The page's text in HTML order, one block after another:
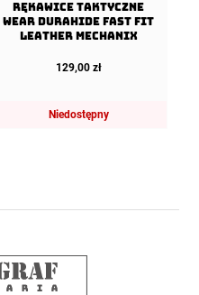
Rękawice taktyczne
Wear Durahide Fast Fit
Leather Mechanix
129,00 zł
Niedostępny